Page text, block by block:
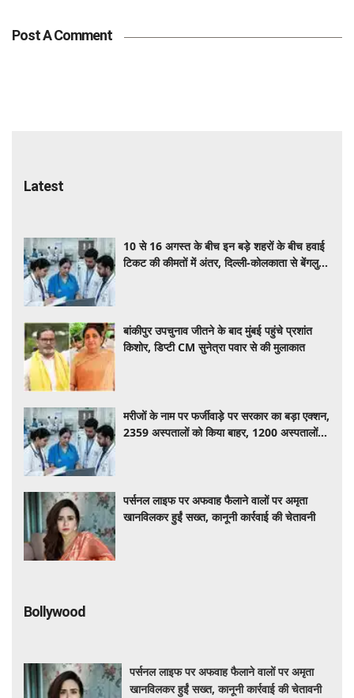
Post A Comment
Latest
10 से 16 अगस्त के बीच इन बड़े शहरों के बीच हवाई
टिकट की कीमतों में अंतर, दिल्ली-कोलकाता से बेंगलुरु-
बांकीपुर उपचुनाव जीतने के बाद मुंबई पहुंचे प्रशांत
किशोर, डिप्टी CM सुनेत्रा पवार से की मुलाकात
मरीजों के नाम पर फर्जीवाड़े पर सरकार का बड़ा एक्शन,
2359 अस्पतालों को किया बाहर, 1200 अस्पतालों
पर्सनल लाइफ पर अफवाह फैलाने वालों पर अमृता
खानविलकर हुईं सख्त, कानूनी कार्रवाई की चेतावनी
Bollywood
पर्सनल लाइफ पर अफवाह फैलाने वालों पर अमृता
खानविलकर हुईं सख्त, कानूनी कार्रवाई की चेतावनी